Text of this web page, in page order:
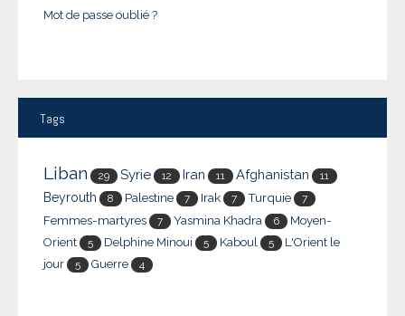
Mot de passe oublié ?
Tags
Liban 29 Syrie 12 Iran 11 Afghanistan 11
Beyrouth 8 Palestine 7 Irak 7 Turquie 7
Femmes-martyres 7 Yasmina Khadra 6
Moyen-
Orient
5 Delphine Minoui 5 Kaboul 5
L'Orient le
jour
5 Guerre 4